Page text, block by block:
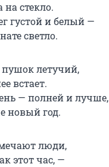
стекло.
густой и белый —
светло.
летучий,
встает.
— полней и лучше,
новый год.
люди,
этот час, —